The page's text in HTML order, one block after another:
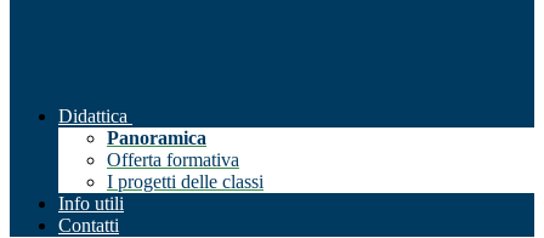
Didattica
Panoramica
Offerta formativa
I progetti delle classi
Info utili
Contatti